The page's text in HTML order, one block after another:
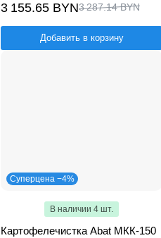
3 155.65 BYN3 287.14 BYN
Добавить в корзину
Суперцена −4%
В наличии 4 шт.
Картофелечистка Abat МКК-150